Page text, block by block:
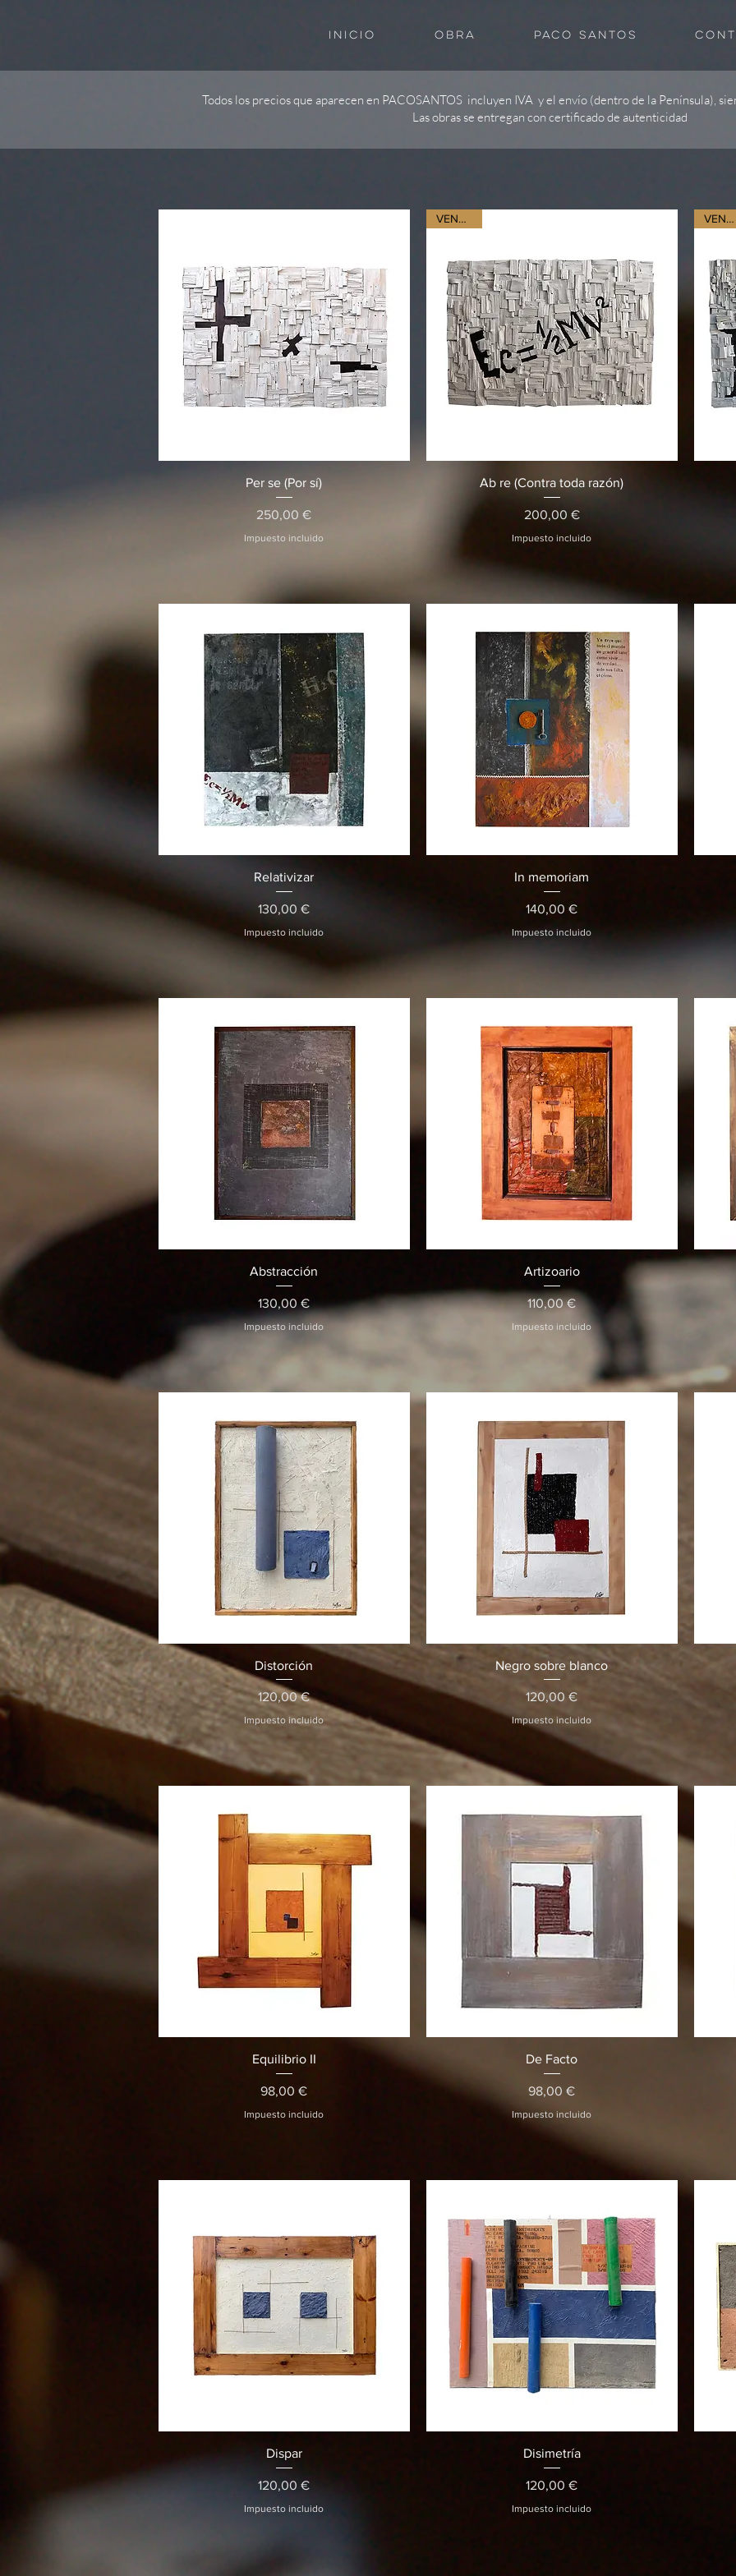
INICIO OBRA PACO SANTOS
Todos los precios que aparecen en PACOSANTOS incluyen IVA y el envío (dentro de la Península),
Las obras se entregan con certificado de autenticidad
Vista rápida
Per se (Por sí)
Precio
250,00 €
Impuesto incluido
Vista rápida
VENDIDO
Ab re (Contra toda razón)
Precio
200,00 €
Impuesto incluido
VENDIDO
Vista rápida
Relativizar
Precio
130,00 €
Impuesto incluido
Vista rápida
In memoriam
Precio
140,00 €
Impuesto incluido
Vista rápida
Abstracción
Precio
130,00 €
Impuesto incluido
Vista rápida
Artizoario
Precio
110,00 €
Impuesto incluido
Vista rápida
Distorción
Precio
120,00 €
Impuesto incluido
Vista rápida
Negro sobre blanco
Precio
120,00 €
Impuesto incluido
Vista rápida
Equilibrio II
Precio
98,00 €
Impuesto incluido
Vista rápida
De Facto
Precio
98,00 €
Impuesto incluido
Vista rápida
Dispar
Precio
120,00 €
Impuesto incluido
Vista rápida
Disimetría
Precio
120,00 €
Impuesto incluido